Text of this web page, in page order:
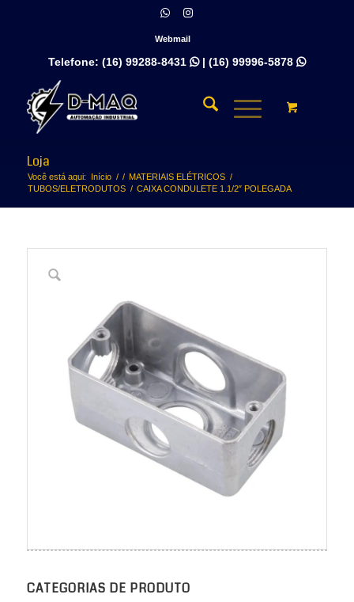
Webmail
Telefone: (16) 99288-8431 | (16) 99996-5878 
Loja
Você está aqui: Início / / MATERIAIS ELÉTRICOS /
TUBOS/ELETRODUTOS / CAIXA CONDULETE 1.1/2″ POLEGADA
CATEGORIAS DE PRODUTO